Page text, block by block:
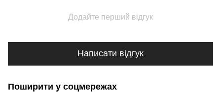
Додайте перший відгук
Написати відгук
Поширити у соцмережах